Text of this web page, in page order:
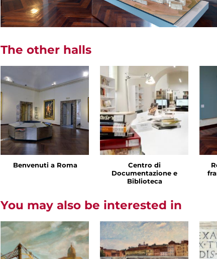
The other halls
Benvenuti a Roma
Centro di
Documentazione e
Biblioteca
You may also be interested in